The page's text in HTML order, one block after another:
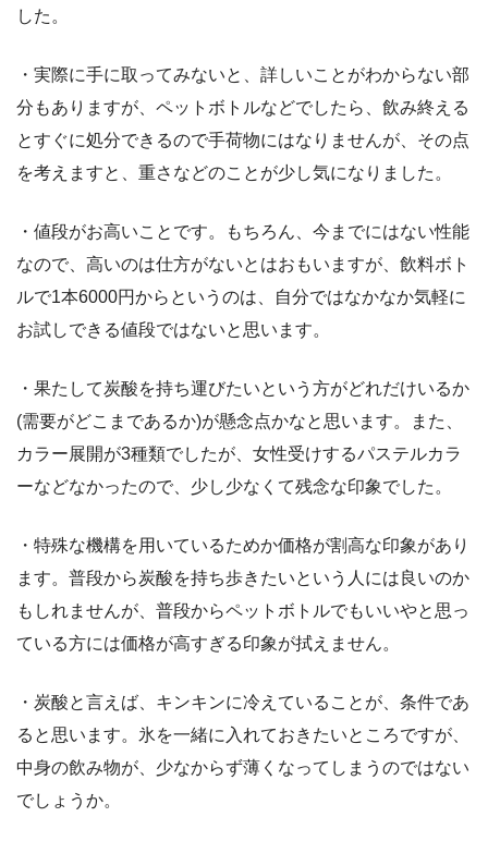
した。
・実際に手に取ってみないと、詳しいことがわからない部
分もありますが、ペットボトルなどでしたら、飲み終える
とすぐに処分できるので手荷物にはなりませんが、その点
を考えますと、重さなどのことが少し気になりました。
・値段がお高いことです。もちろん、今までにはない性能
なので、高いのは仕方がないとはおもいますが、飲料ボト
ルで1本6000円からというのは、自分ではなかなか気軽に
お試しできる値段ではないと思います。
・果たして炭酸を持ち運びたいという方がどれだけいるか
(需要がどこまであるか)が懸念点かなと思います。また、
カラー展開が3種類でしたが、女性受けするパステルカラ
ーなどなかったので、少し少なくて残念な印象でした。
・特殊な機構を用いているためか価格が割高な印象があり
ます。普段から炭酸を持ち歩きたいという人には良いのか
もしれませんが、普段からペットボトルでもいいやと思っ
ている方には価格が高すぎる印象が拭えません。
・炭酸と言えば、キンキンに冷えていることが、条件であ
ると思います。氷を一緒に入れておきたいところですが、
中身の飲み物が、少なからず薄くなってしまうのではない
でしょうか。